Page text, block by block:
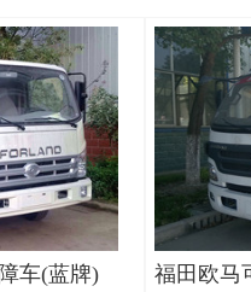
车(蓝牌) 福田欧马